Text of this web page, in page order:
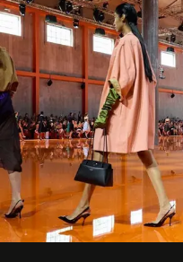
歲月，回顧 2.55 的誕生故